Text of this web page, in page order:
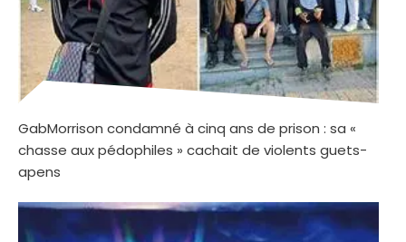
GabMorrison condamné à cinq ans de prison : sa «
chasse aux pédophiles » cachait de violents guets-
apens